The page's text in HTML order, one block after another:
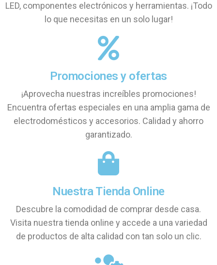
LED, componentes electrónicos y herramientas. ¡Todo
lo que necesitas en un solo lugar!
Promociones y ofertas
¡Aprovecha nuestras increíbles promociones!
Encuentra ofertas especiales en una amplia gama de
electrodomésticos y accesorios. Calidad y ahorro
garantizado.
Nuestra Tienda Online
Descubre la comodidad de comprar desde casa.
Visita nuestra tienda online y accede a una variedad
de productos de alta calidad con tan solo un clic.